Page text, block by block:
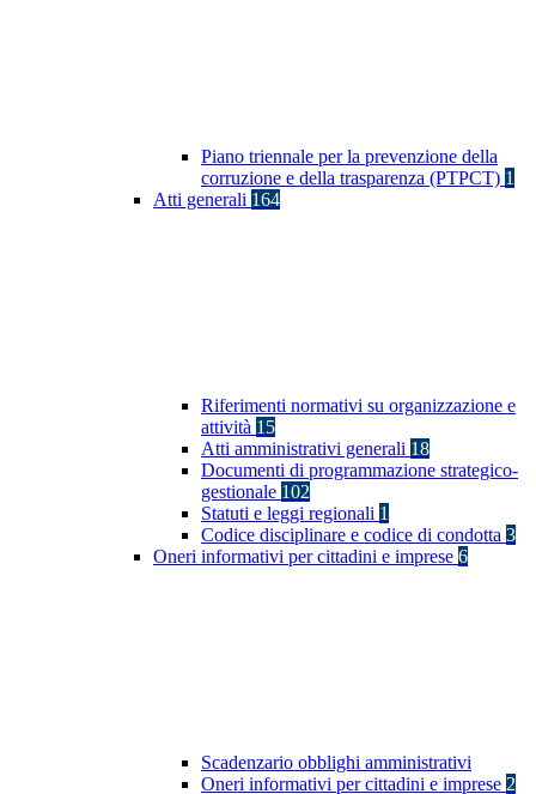
Piano triennale per la prevenzione della
corruzione e della trasparenza (PTPCT) 1
Atti generali 164
Riferimenti normativi su organizzazione e
attività 15
Atti amministrativi generali 18
Documenti di programmazione strategico-
gestionale 102
Statuti e leggi regionali 1
Codice disciplinare e codice di condotta 3
Oneri informativi per cittadini e imprese 6
Scadenzario obblighi amministrativi
Oneri informativi per cittadini e imprese 2